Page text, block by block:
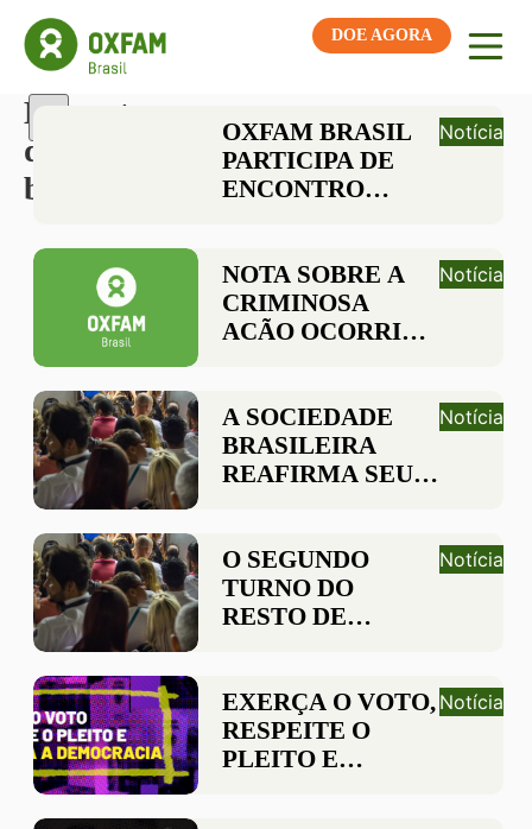
DOE AGORA
Etiqueta:
democracia
brasileira
OXFAM BRASIL
PARTICIPA DE
ENCONTRO
AMAZÔNIA
Notícia
NOTA SOBRE A
CRIMINOSA
AÇÃO OCORRIDA
Notícia
A SOCIEDADE
BRASILEIRA
REAFIRMA SEU
DEMOCRACIA
Notícia
O SEGUNDO
TURNO DO
RESTO DE
Notícia
EXERÇA O VOTO,
RESPEITE O
PLEITO E
Notícia